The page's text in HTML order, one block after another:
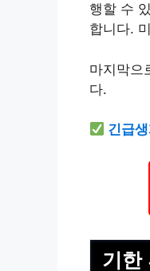
행할 수
합니다.
마지막으
다. ⠀
긴급생
기한